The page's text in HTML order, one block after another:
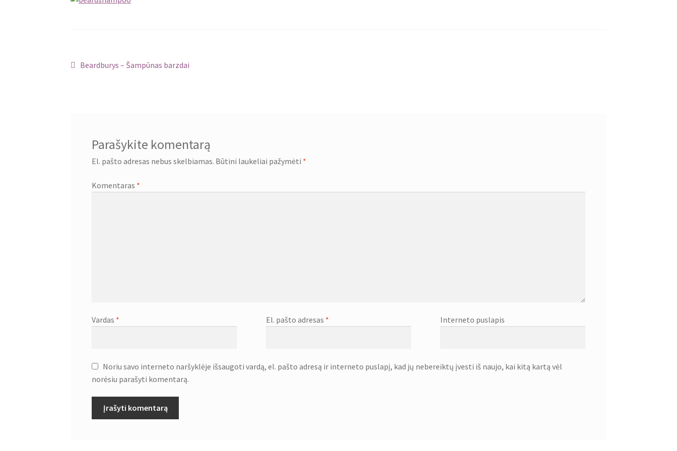
Navigacija
Ankstenis
Beardburys – Šampūnas barzdai
Parašykite komentarą
El. pašto adresas nebus skelbiamas. Būtini laukeliai pažymėti *
Komentaras *
Vardas * El. pašto adresas * Interneto puslapis
Noriu savo interneto naršyklėje išsaugoti vardą, el. pašto adresą ir interneto puslapį, kad jų nebereiktų įvesti iš naujo, kai kitą kartą vėl
norėsiu parašyti komentarą.